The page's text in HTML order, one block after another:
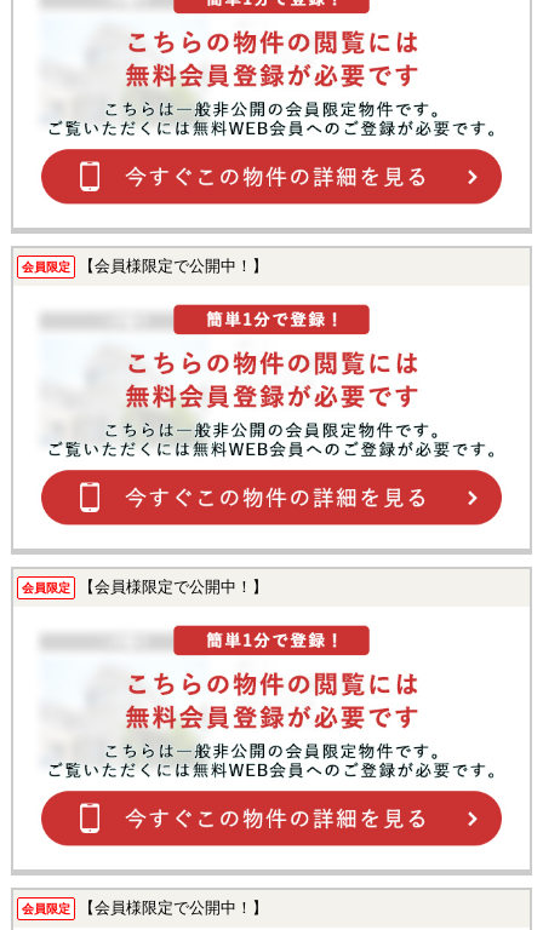
会員限定 【会員様限定で公開中！】
会員限定 【会員様限定で公開中！】
会員限定 【会員様限定で公開中！】